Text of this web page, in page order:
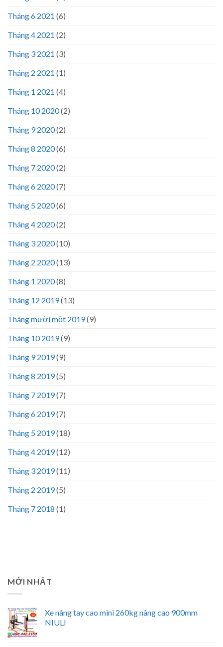
Tháng 6 2021 (6)
Tháng 4 2021 (2)
Tháng 3 2021 (3)
Tháng 2 2021 (1)
Tháng 1 2021 (4)
Tháng 10 2020(2)
Tháng 9 2020(2)
Tháng 8 2020(6)
Tháng 7 2020(2)
Tháng 6 2020(7)
Tháng 5 2020(6)
Tháng 4 2020(2)
Tháng 3 2020(10)
Tháng 2 2020(13)
Tháng 1 2020(8)
Tháng 12 2019(13)
Tháng mười một 2019(9)
Tháng 10 2019(9)
Tháng 9 2019(9)
Tháng 8 2019(5)
Tháng 7 2019(7)
Tháng 6 2019(7)
Tháng 5 2019(18)
Tháng 4 2019(12)
Tháng 3 2019(11)
Tháng 2 2019(5)
Tháng 7 2018 (1)
MỚI NHẤT
Xe nâng tay cao mini 260kg nâng cao 900mm
NIULI